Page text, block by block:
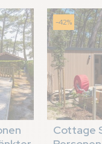
-42%
Cottage